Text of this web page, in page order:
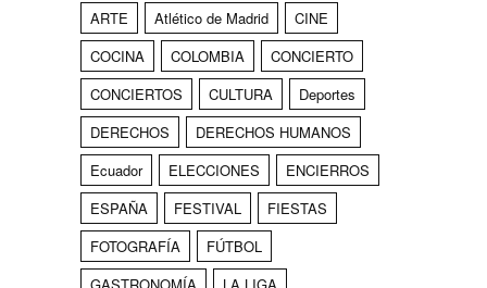
ARTE Atlético de Madrid
CINE
COCINA
COLOMBIA
CONCIERTO
CONCIERTOS
CULTURA
Deportes
DERECHOS
DERECHOS HUMANOS
Ecuador
ELECCIONES
ENCIERROS
ESPAÑA
FESTIVAL
FIESTAS
FOTOGRAFÍA
FÚTBOL